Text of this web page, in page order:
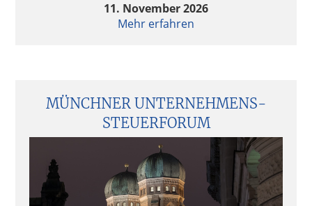
11. November 2026
Mehr erfahren
MÜNCHNER UNTERNEHMENS­
STEUERFORUM